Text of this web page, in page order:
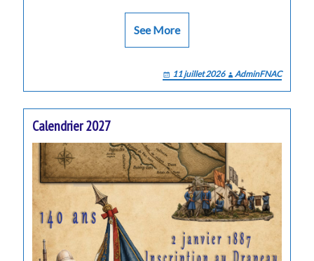
See More
11 juillet 2026 AdminFNAC
Calendrier 2027